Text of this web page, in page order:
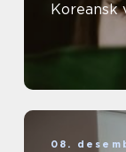
08.